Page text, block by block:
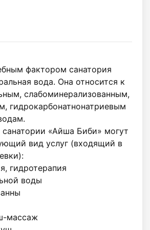
фактором санатория
вода. Она относится к
слабоминерализованным,
гидрокарбонатнонатриевым
«Айша Биби» могут
вид услуг (входящий в
гидротерапия
воды
массаж